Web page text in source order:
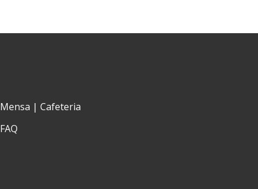
Mensa | Cafeteria
FAQ